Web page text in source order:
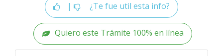
| ¿Te fue util esta info?
Quiero este Trámite 100% en línea